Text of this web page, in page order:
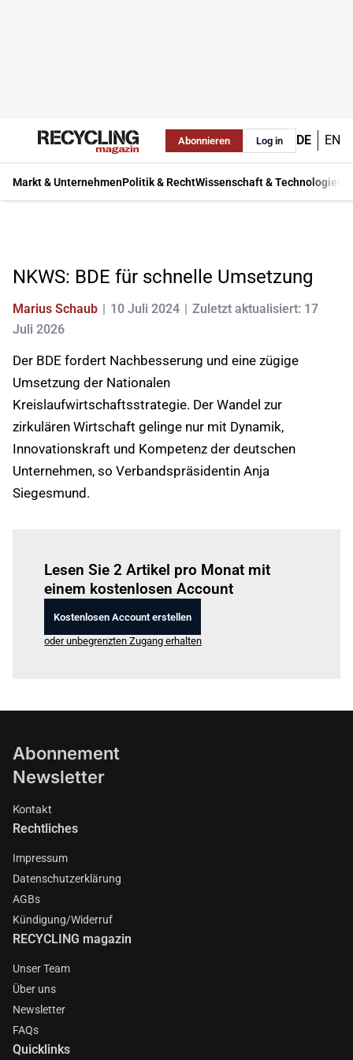
Abonnieren Log in DE EN
Markt & UnternehmenPolitik & RechtWissenschaft & Technologie
NKWS: BDE für schnelle Umsetzung
Marius Schaub 10 Juli 2024
Zuletzt aktualisiert: 17
Juli 2026
Der BDE fordert Nachbesserung und eine zügige
Umsetzung der Nationalen
Kreislaufwirtschaftsstrategie. Der Wandel zur
zirkulären Wirtschaft gelinge nur mit Dynamik,
Innovationskraft und Kompetenz der deutschen
Unternehmen, so Verbandspräsidentin Anja
Siegesmund.
Lesen Sie 2 Artikel pro Monat mit
einem kostenlosen Account
Kostenlosen Account erstellen
oder unbegrenzten Zugang erhalten
Abonnement
Newsletter
Kontakt
Rechtliches
Impressum
Datenschutzerklärung
AGBs
Kündigung/Widerruf
RECYCLING magazin
Unser Team
Über uns
Newsletter
FAQs
Quicklinks